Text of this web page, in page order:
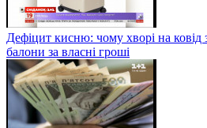
Дефіцит кисню: чому хворі на ковід
балони за власні гроші